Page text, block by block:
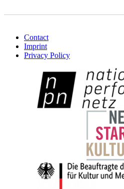
Contact
Imprint
Privacy Policy